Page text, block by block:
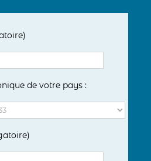
de votre pays :